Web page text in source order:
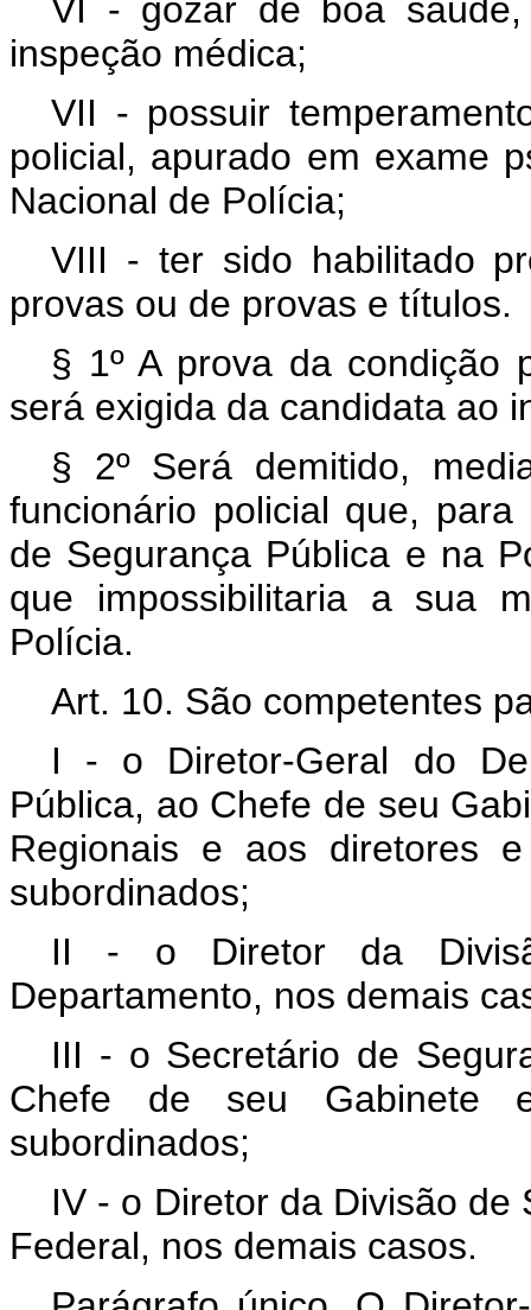
VI - gozar de boa
inspeção médica;
VII - possuir
policial, apurado em exame
Nacional de Polícia;
VIII - ter sido habilitado
provas ou de provas e títulos.
§ 1º A prova da condição
será exigida da candidata ao
§ 2º Será demitido,
funcionário policial que,
de Segurança Pública e na
que impossibilitaria a sua
Polícia.
Art. 10. São competentes
I - o Diretor-Geral do
Pública, ao Chefe de seu
Regionais e aos diretores
subordinados;
II - o Diretor da
Departamento, nos demais
III - o Secretário de
Chefe de seu Gabinete
subordinados;
IV - o Diretor da Divisão
Federal, nos demais casos.